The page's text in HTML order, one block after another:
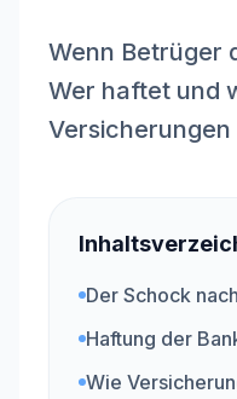
Wenn Betrüger
Wer haftet und
Versicherungen
Der Schock
Haftung der
Wie